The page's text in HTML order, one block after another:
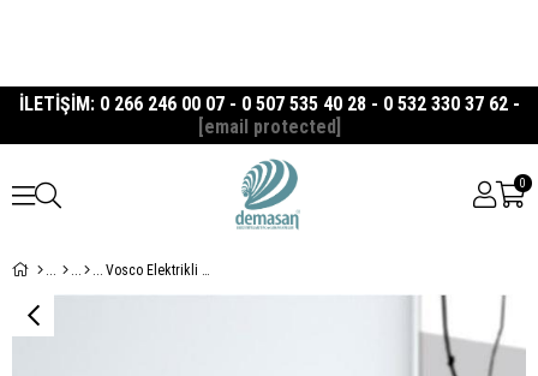
İLETİŞİM: 0 266 246 00 07 - 0 507 535 40 28 - 0 532 330 37 62 -
[email protected]
0
Vosco Elektrikli Tirbuşon Otomatik Şarap Açacağı 6 Parça Set